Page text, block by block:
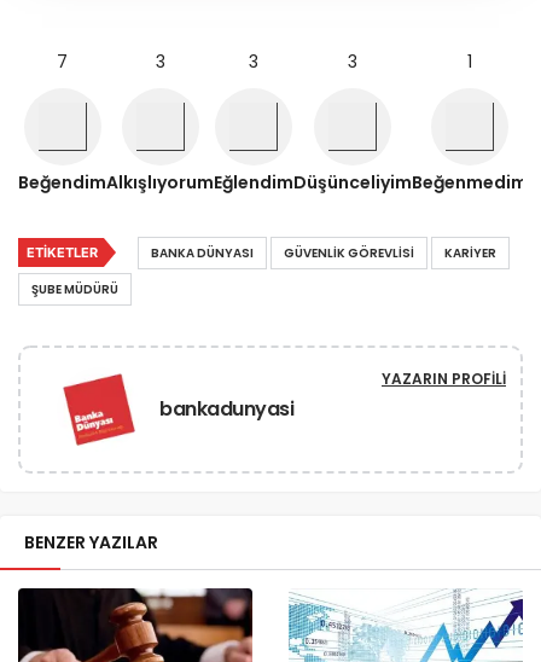
7
Beğendim
3
Alkışlıyorum
3
Eğlendim
3
Düşünceliyim
1
Beğenmedim
ETIKETLER BANKA DÜNYASI GÜVENLIK GÖREVLISI
KARIYER
ŞUBE MÜDÜRÜ
bankadunyasi
YAZARIN PROFILI
BENZER YAZILAR